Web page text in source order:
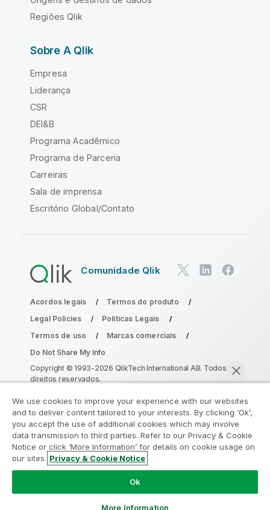
Bater papo agora
Regiões Qlik
Sobre A Qlik
Empresa
Liderança
CSR
DEI&B
Programa Acadêmico
Programa de Parceria
Carreiras
Sala de imprensa
Escritório Global/Contato
Comunidade Qlik
Acordos legais
Termos do produto
Legal Policies
Políticas Legais
Termos de uso
Marcas comerciais
Do Not Share My Info
Copyright © 1993-2026 QlikTech International AB. Todos os
direitos reservados.
Participe do Programa de Modernização
do Analytics
Modernize sem comprometer seus valiosos aplicativos
QlikView com o Programa de Modernização do Analytics.
Clique aqui
ampquestions@qlik.com
We use cookies to improve your experience with our websites
and to deliver content tailored to your interests. By clicking ‘Ok’,
you accept the use of additional cookies which may involve
data transmission to third parties. Refer to our Privacy & Cookie
Notice or click ‘More Information’ for details on cookie usage on
our sites. Privacy & Cookie Notice
Ok
More Information